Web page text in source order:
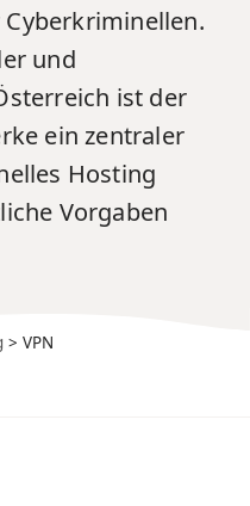
und
ist der
ein zentraler
Hosting
Vorgaben
> VPN